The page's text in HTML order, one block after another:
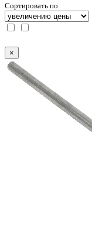
Сортировать по
×